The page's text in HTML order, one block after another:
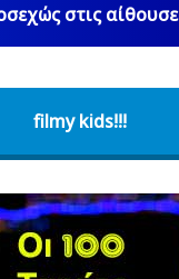
στις
filmy kids!!!